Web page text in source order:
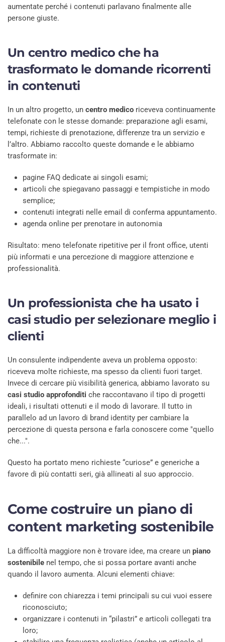
aumentate perché i contenuti parlavano finalmente alle
persone giuste.
Un centro medico che ha
trasformato le domande ricorrenti
in contenuti
In un altro progetto, un centro medico riceveva continuamente
telefonate con le stesse domande: preparazione agli esami,
tempi, richieste di prenotazione, differenze tra un servizio e
l’altro. Abbiamo raccolto queste domande e le abbiamo
trasformate in:
pagine FAQ dedicate ai singoli esami;
articoli che spiegavano passaggi e tempistiche in modo
semplice;
contenuti integrati nelle email di conferma appuntamento.
agenda online per prenotare in autonomia
Risultato: meno telefonate ripetitive per il front office, utenti
più informati e una percezione di maggiore attenzione e
professionalità.
Un professionista che ha usato i
casi studio per selezionare meglio i
clienti
Un consulente indipendente aveva un problema opposto:
riceveva molte richieste, ma spesso da clienti fuori target.
Invece di cercare più visibilità generica, abbiamo lavorato su
casi studio approfonditi che raccontavano il tipo di progetti
ideali, i risultati ottenuti e il modo di lavorare. Il tutto in
parallelo ad un lavoro di brand identity per cambiare la
percezione di questa persona e farla conoscere come "quello
che...".
Questo ha portato meno richieste “curiose” e generiche a
favore di più contatti seri, già allineati al suo approccio.
Come costruire un piano di
content marketing sostenibile
La difficoltà maggiore non è trovare idee, ma creare un piano
sostenibile nel tempo, che si possa portare avanti anche
quando il lavoro aumenta. Alcuni elementi chiave:
definire con chiarezza i temi principali su cui vuoi essere
riconosciuto;
organizzare i contenuti in “pilastri” e articoli collegati tra
loro;